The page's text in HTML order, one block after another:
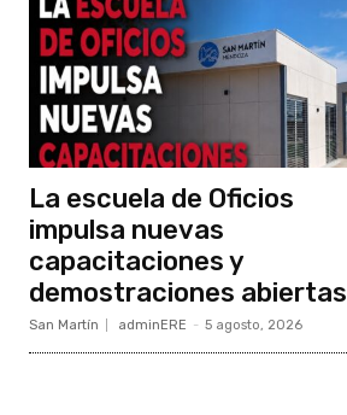
La escuela de Oficios
impulsa nuevas
capacitaciones y
demostraciones abiertas
San Martín adminERE - 5 agosto, 2026